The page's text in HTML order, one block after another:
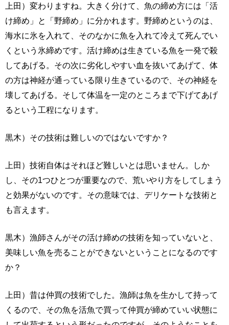
上田）変わりますね。大きく分けて、魚の締め方には「活
け締め」と「野締め」に分かれます。野締めというのは、
海水に氷を入れて、そのなかに魚を入れて冷えて死んでい
くという氷締めです。活け締めは生きている魚を一発で殺
してあげる。その次に劣化しやすい血を抜いてあげて、体
の方は神経が通っている限り生きているので、その神経を
壊してあげる。そして体温を一定のところまで下げてあげ
るという工程になります。
黒木）その技術は難しいのではないですか？
上田）技術自体はそれほど難しいとは思いません。しか
し、その1つひとつが重要なので、荒いやり方をしてしまう
と効果がないのです。その意味では、デリケートな技術と
も言えます。
黒木）漁師さんがその活け締めの技術を知っていないと、
美味しい魚を売ることができないということになるのです
か？
上田）昔は仲買の技術でした。漁師は魚を生かして持って
くるので、その魚を活魚で買って仲買が締めていい状態に